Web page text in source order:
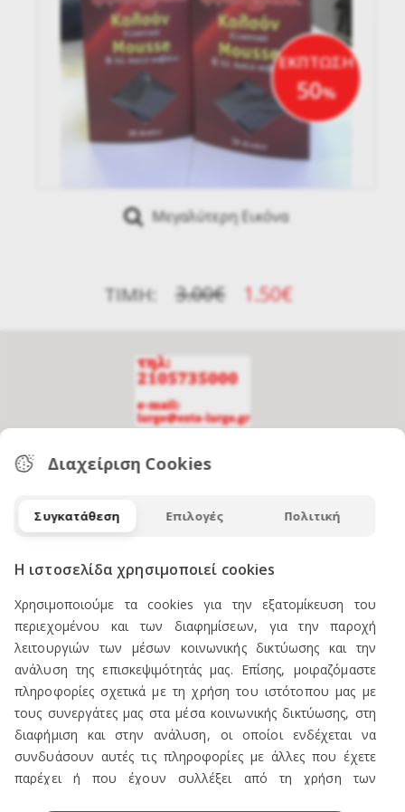
ΕΚΠΤΩΣΗ
50%
Μεγαλύτερη Εικόνα
ΤΙΜΉ: 3.00€ 1.50€
ΕΠΙΚΟΙΝΩΝΙΑ
ΠΡΟΪΟΝΤΑ
Πωλείται Εξοπλισμός καταστήματος ενδυμάτων
Ανδρική Ενδυση
Γυναικεία Ένδυση
Υποδήματα
Εσώρουχα Ανδρικά
Εσώρουχα Γυναικεία
Διαχείριση Cookies
Συγκατάθεση Επιλογές Πολιτική
Η ιστοσελίδα χρησιμοποιεί cookies
Χρησιμοποιούμε τα cookies για την εξατομίκευση του
περιεχομένου και των διαφημίσεων, για την παροχή
λειτουργιών των μέσων κοινωνικής δικτύωσης και την
ανάλυση της επισκεψιμότητάς μας. Επίσης, μοιραζόμαστε
πληροφορίες σχετικά με τη χρήση του ιστότοπου μας με
τους συνεργάτες μας στα μέσα κοινωνικής δικτύωσης, στη
διαφήμιση και στην ανάλυση, οι οποίοι ενδέχεται να
συνδυάσουν αυτές τις πληροφορίες με άλλες που έχετε
παρέχει ή που έχουν συλλέξει από τη χρήση των